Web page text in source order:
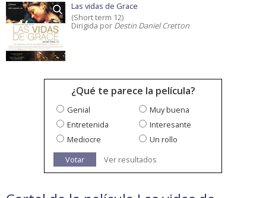
Las vidas de Grace
(Short term 12)
Dirigida por Destin Daniel Cretton
¿Qué te parece la película?
Genial
Muy buena
Entretenida
Interesante
Mediocre
Un rollo
Votar
Ver resultados